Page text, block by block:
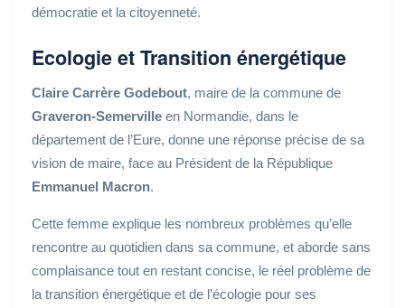
démocratie et la citoyenneté.
Ecologie et Transition énergétique
Claire Carrère Godebout, maire de la commune de
Graveron-Semerville en Normandie, dans le
département de l’Eure, donne une réponse précise de sa
vision de maire, face au Président de la République
Emmanuel Macron.
Cette femme explique les nombreux problèmes qu’elle
rencontre au quotidien dans sa commune, et aborde sans
complaisance tout en restant concise, le réel problème de
la transition énergétique et de l’écologie pour ses